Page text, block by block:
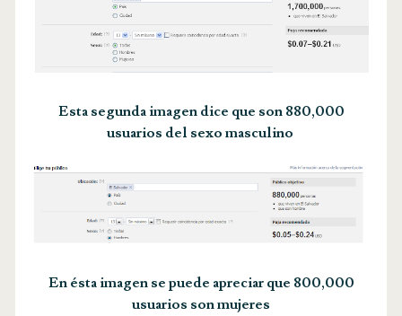
Esta segunda imagen dice que son 880,000
usuarios del sexo masculino
En ésta imagen se puede apreciar que 800,000
usuarios son mujeres